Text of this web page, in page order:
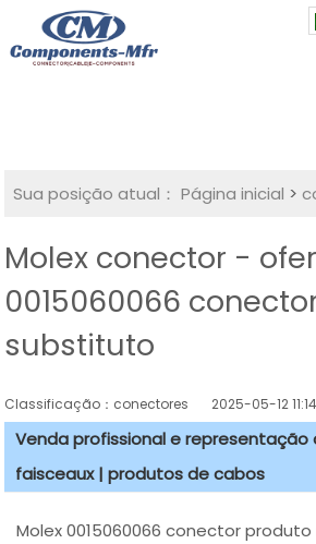
Sua posição atual： Página inicial >
Molex conector -
0015060066
substituto
Classificação：conectores 2025-05-12
Venda profissional e representação
faisceaux | produtos de cabos
Molex 0015060066 conector produto